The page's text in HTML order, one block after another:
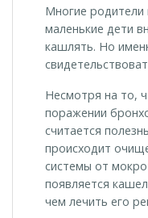
Многие
маленькие дети
кашлять. Но
Несмотря на то,
поражении
считается
происходит
системы от
появляется
чем лечить его